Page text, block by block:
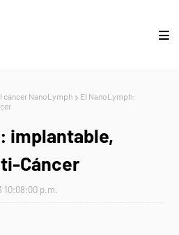
cáncer NanoLymph
El NanoLymph:
implantable,
Cáncer
10:08:00 p.m.